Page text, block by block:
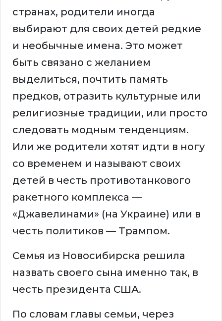
странах, родители иногда
выбирают для своих детей редкие
и необычные имена. Это может
быть связано с желанием
выделиться, почтить память
предков, отразить культурные или
религиозные традиции, или просто
следовать модным тенденциям.
Или же родители хотят идти в ногу
со временем и называют своих
детей в честь противотанкового
ракетного комплекса —
«Джавелинами» (на Украине) или в
честь политиков — Трампом.
Семья из Новосибирска решила
назвать своего сына именно так, в
честь президента США.
По словам главы семьи, через